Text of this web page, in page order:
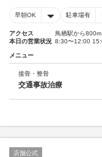
早朝OK 駐車場有
アクセス
鳥栖駅から800m
本日の営業状況 8:30〜12:00
メニュー
接骨・整骨
交通事故治療
店舗公式